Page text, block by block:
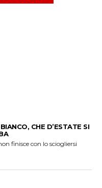
CHE D’ESTATE SI
finisce con lo sciogliersi